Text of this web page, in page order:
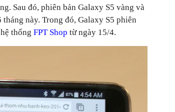
Sau đó, phiên bản Galaxy S5 vàng và
này. Trong đó, Galaxy S5 phiên
thống FPT Shop từ ngày 15/4.